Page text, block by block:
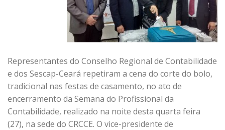
Representantes do Conselho Regional de Contabilidade
e dos Sescap-Ceará repetiram a cena do corte do bolo,
tradicional nas festas de casamento, no ato de
encerramento da Semana do Profissional da
Contabilidade, realizado na noite desta quarta feira
(27), na sede do CRCCE. O vice-presidente de